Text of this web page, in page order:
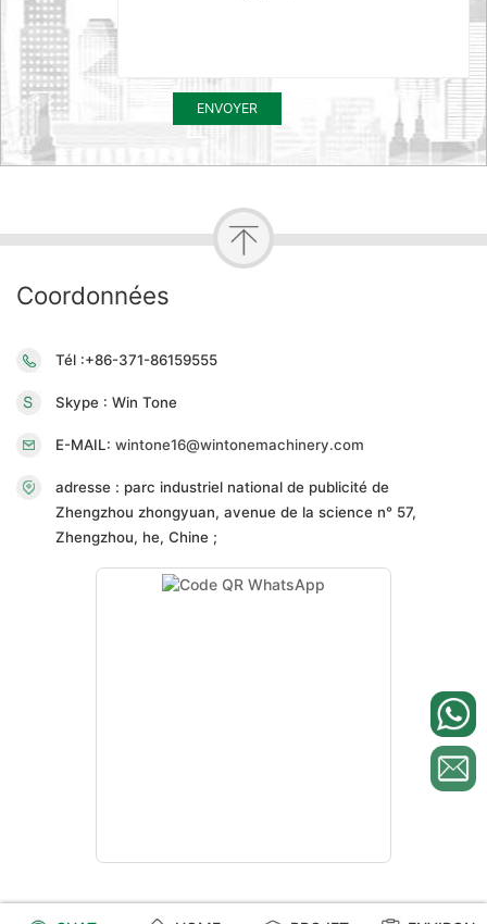
ENVOYER
Coordonnées
Tél :+86-371-86159555
Skype : Win Tone
E-MAIL: wintone16@wintonemachinery.com
adresse : parc industriel national de publicité de
Zhengzhou zhongyuan, avenue de la science n° 57,
Zhengzhou, he, Chine ;